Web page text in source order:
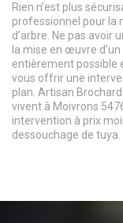
Rien n’est plus
professionnel pour la
d’arbre. Ne pas avoir
la mise en œuvre
entièrement possible
vous offrir une
plan. Artisan
vivent à Moivrons
intervention à prix
dessouchage de tuya.